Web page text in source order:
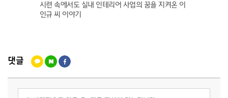
시련 속에서도 실내 인테리어 사업의 꿈을 지켜온 이
인규 씨 이야기
댓글